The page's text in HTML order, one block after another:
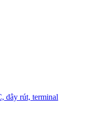
dây rút, terminal